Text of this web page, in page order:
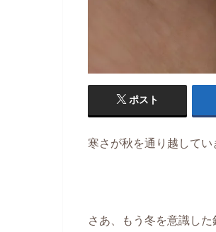
ポスト
寒さが秋を通り越して
さあ、もう冬を意識した